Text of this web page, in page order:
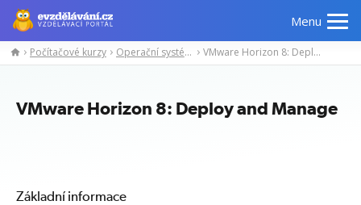
Menu
Manažerské
Odborné
Počítačové
Počítačové kurzy Operační systémy VMware Horizon 8: Deploy and Manage
VMware Horizon 8: Deploy and Manage
Základní informace